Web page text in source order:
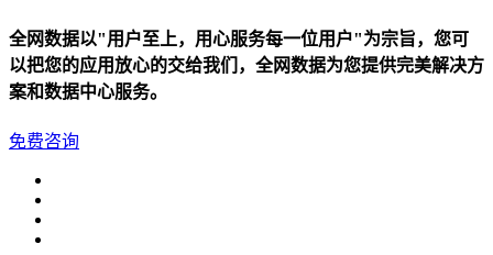
政府媒体类解决方案
全网数据以"用户至上，用心服务每一位用户"为宗旨，您可
以把您的应用放心的交给我们，全网数据为您提供完美解决方
案和数据中心服务。
免费咨询